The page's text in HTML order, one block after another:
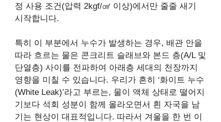
정 사용 조건(압력 2kgf/㎠ 이상)에서만 줄줄 새기
시작합니다.
특히 이 부분에서 누수가 발생하는 경우, 배관 안을
따라 흐르는 물은 콘크리트 슬래브와 본드 층(A/L 및
단열층) 사이를 전파하여 아래층 세대의 천장까지
영향을 미칠 수 있습니다. 우리가 흔히 ‘화이트 누수
(White Leak)’라고 부르는, 물이 액체 상태로 떨어지
기보다 석회 성분이 함께 올라오면서 흰 자국을 남
기는 현상이 대표적입니다. 따라서 겨울을 한 번 이